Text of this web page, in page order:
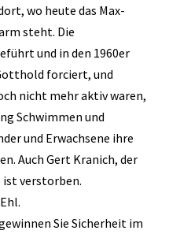
wo heute das Max-
steht. Die
und in den 1960er
forciert, und
nicht mehr aktiv waren,
Schwimmen und
und Erwachsene ihre
Auch Gert Kranich, der
verstorben.
Sie Sicherheit im